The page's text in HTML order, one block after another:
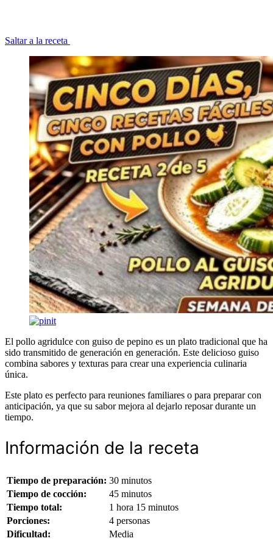
Saltar a la receta
El pollo agridulce con guiso de pepino es un plato tradicional que ha
sido transmitido de generación en generación. Este delicioso guiso
combina sabores y texturas para crear una experiencia culinaria
única.
Este plato es perfecto para reuniones familiares o para preparar con
anticipación, ya que su sabor mejora al dejarlo reposar durante un
tiempo.
Información de la receta
Tiempo de preparación: 30 minutos
Tiempo de cocción:
45 minutos
Tiempo total:
1 hora 15 minutos
Porciones:
4 personas
Dificultad:
Media